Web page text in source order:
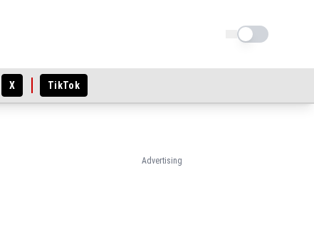
Schimba tema
X TikTok
Advertising